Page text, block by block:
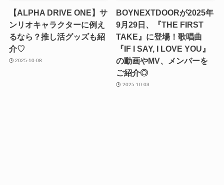
【ALPHA DRIVE ONE】サ
ンリオキャラクターに例え
るなら？推し活グッズも紹
介♡
2025-10-08
BOYNEXTDOORが2025年
9月29日、『THE FIRST
TAKE』に登場！歌唱曲
『IF I SAY, I LOVE YOU』
の動画やMV、メンバーを
ご紹介◎
2025-10-03